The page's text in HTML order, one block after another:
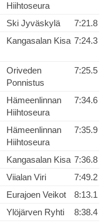
Hiihtoseura
Ski Jyväskylä
7:21.8
Kangasalan Kisa 7:24.3
Oriveden
Ponnistus
7:25.5
Hämeenlinnan
Hiihtoseura
7:34.6
Hämeenlinnan
Hiihtoseura
7:35.9
Kangasalan Kisa 7:36.8
Viialan Viri
7:49.2
Eurajoen Veikot
8:13.1
Ylöjärven Ryhti
8:38.4